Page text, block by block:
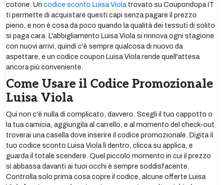
cotone. Un codice sconto Luisa Viola trovato su Coupondopa IT
ti permette di acquistare questi capi senza pagare il prezzo
pieno, e non è cosa da poco quando la qualità dei tessuti di solito
si paga cara. L'abbigliamento Luisa Viola si rinnova ogni stagione
con nuovi arrivi, quindi c'è sempre qualcosa di nuovo da
aspettare, e un codice coupon Luisa Viola rende quell'attesa
ancora più conveniente.
Come Usare il Codice Promozionale
Luisa Viola
Qui non c'è nulla di complicato, davvero. Scegli il tuo cappotto o
la tua camicia, aggiungila al carrello, e al momento del check-out
troverai una casella dove inserire il codice promozionale. Digita il
tuo codice sconto Luisa Viola lì dentro, clicca su applica, e
guarda il totale scendere. Quel piccolo momento in cui il prezzo
si abbassa davanti ai tuoi occhi è sempre soddisfacente.
Controlla solo prima cosa copre il codice, alcune offerte Luisa